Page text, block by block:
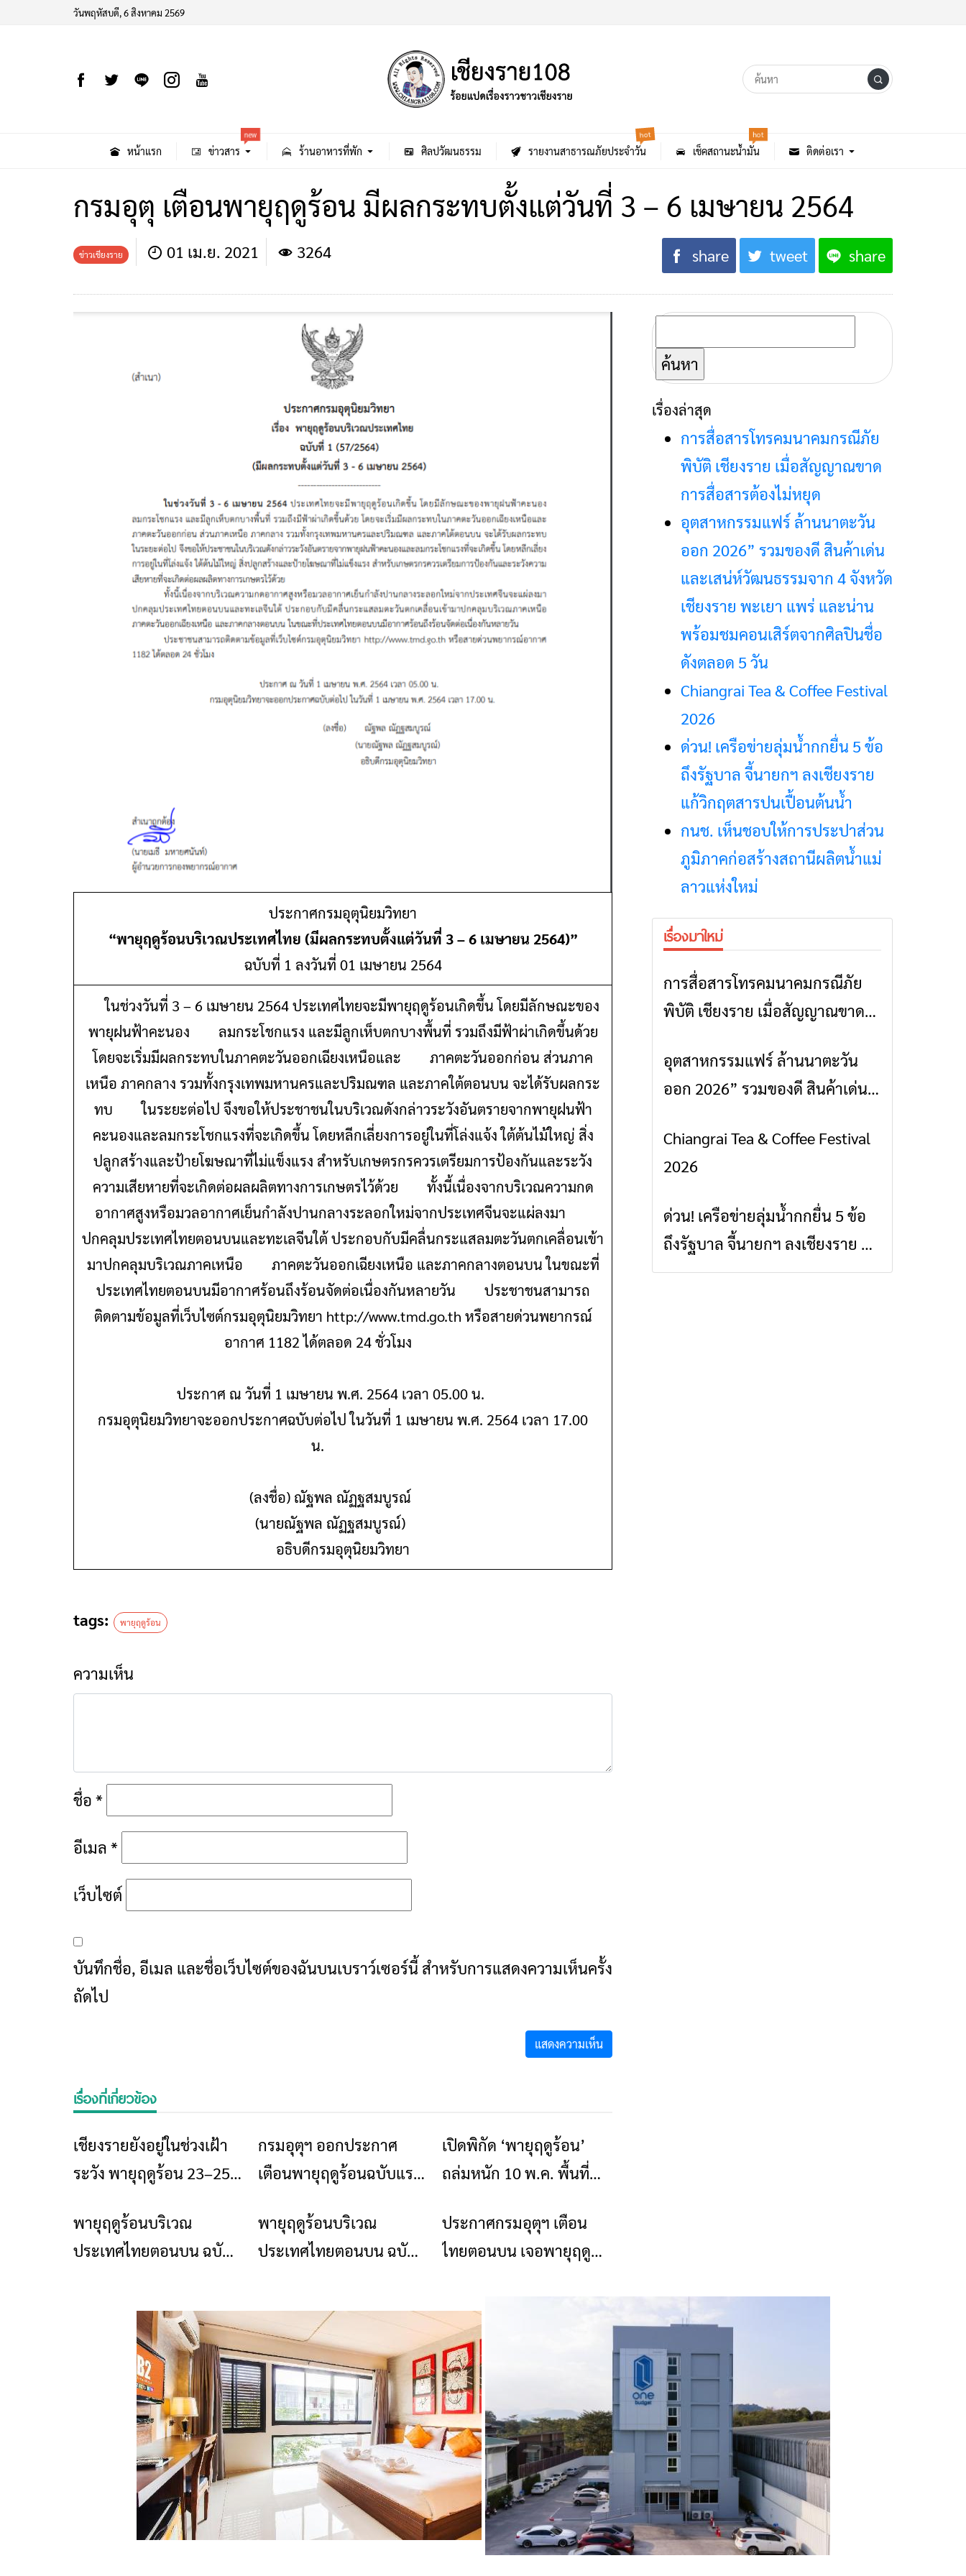
วันพฤหัสบดี, 6 สิงหาคม 2569
หน้าแรก ข่าวสาร
new
ร้านอาหารที่พัก ศิลปวัฒนธรรม รายงานสาธารณภัยประจำวัน
hot
เช็คสถานะน้ำมัน
hot
ติดต่อเรา
กรมอุตุ เตือนพายุฤดูร้อน มีผลกระทบตั้งแต่วันที่ 3 – 6 เมษายน 2564
ข่าวเชียงราย 01 เม.ย. 2021 3264 share tweet share
ประกาศกรมอุตุนิยมวิทยา
“พายุฤดูร้อนบริเวณประเทศไทย (มีผลกระทบตั้งแต่วันที่ 3 – 6 เมษายน 2564)”
ฉบับที่ 1 ลงวันที่ 01 เมษายน 2564
ในช่วงวันที่ 3 – 6 เมษายน 2564 ประเทศไทยจะมีพายุฤดูร้อนเกิดขึ้น โดยมีลักษณะของ
พายุฝนฟ้าคะนอง ลมกระโชกแรง และมีลูกเห็บตกบางพื้นที่ รวมถึงมีฟ้าผ่าเกิดขึ้นด้วย
โดยจะเริ่มมีผลกระทบในภาคตะวันออกเฉียงเหนือและ ภาคตะวันออกก่อน ส่วนภาค
เหนือ ภาคกลาง รวมทั้งกรุงเทพมหานครและปริมณฑล และภาคใต้ตอนบน จะได้รับผลกระ
ทบ ในระยะต่อไป จึงขอให้ประชาชนในบริเวณดังกล่าวระวังอันตรายจากพายุฝนฟ้า
คะนองและลมกระโชกแรงที่จะเกิดขึ้น โดยหลีกเลี่ยงการอยู่ในที่โล่งแจ้ง ใต้ต้นไม้ใหญ่ สิ่ง
ปลูกสร้างและป้ายโฆษณาที่ไม่แข็งแรง สำหรับเกษตรกรควรเตรียมการป้องกันและระวัง
ความเสียหายที่จะเกิดต่อผลผลิตทางการเกษตรไว้ด้วย ทั้งนี้เนื่องจากบริเวณความกด
อากาศสูงหรือมวลอากาศเย็นกำลังปานกลางระลอกใหม่จากประเทศจีนจะแผ่ลงมา
ปกคลุมประเทศไทยตอนบนและทะเลจีนใต้ ประกอบกับมีคลื่นกระแสลมตะวันตกเคลื่อนเข้า
มาปกคลุมบริเวณภาคเหนือ ภาคตะวันออกเฉียงเหนือ และภาคกลางตอนบน ในขณะที่
ประเทศไทยตอนบนมีอากาศร้อนถึงร้อนจัดต่อเนื่องกันหลายวัน ประชาชนสามารถ
ติดตามข้อมูลที่เว็บไซต์กรมอุตุนิยมวิทยา http://www.tmd.go.th หรือสายด่วนพยากรณ์
อากาศ 1182 ได้ตลอด 24 ชั่วโมง
ประกาศ ณ วันที่ 1 เมษายน พ.ศ. 2564 เวลา 05.00 น.
กรมอุตุนิยมวิทยาจะออกประกาศฉบับต่อไป ในวันที่ 1 เมษายน พ.ศ. 2564 เวลา 17.00
น.
(ลงชื่อ) ณัฐพล ณัฏฐสมบูรณ์
(นายณัฐพล ณัฏฐสมบูรณ์)
อธิบดีกรมอุตุนิยมวิทยา
tags: พายุฤดูร้อน
ความเห็น
ชื่อ *
อีเมล *
เว็บไซต์
บันทึกชื่อ, อีเมล และชื่อเว็บไซต์ของฉันบนเบราว์เซอร์นี้ สำหรับการแสดงความเห็นครั้ง
ถัดไป
เรื่องที่เกี่ยวข้อง
ข่าวเชียงราย
เชียงรายยังอยู่ในช่วงเฝ้า
ระวัง พายุฤดูร้อน 23–25
ฟ้าคะนอง ลมกระโชกแรง
ฟ้าผ่า และลูกเห็บตกได้
ข่าวเชียงราย
กรมอุตุฯ ออกประกาศ
เตือนพายุฤดูร้อนฉบับแรก
ข่าวเชียงราย
เปิดพิกัด ‘พายุฤดูร้อน’
ถล่มหนัก 10 พ.ค. พื้นที่
ข่าวเชียงราย
พายุฤดูร้อนบริเวณ
ประเทศไทยตอนบน ฉบับที่
ทบตั้งแต่วันที่ 8-10
พฤษภาคม 2566)
ข่าวเชียงราย
พายุฤดูร้อนบริเวณ
ประเทศไทยตอนบน ฉบับที่
ข่าวเชียงราย
ประกาศกรมอุตุฯ เตือน
ไทยตอนบน เจอพายุฤดู
ค้นหา
สำหรับ:
เรื่องล่าสุด
การสื่อสารโทรคมนาคมกรณีภัย
พิบัติ เชียงราย เมื่อสัญญาณขาด
การสื่อสารต้องไม่หยุด
อุตสาหกรรมแฟร์ ล้านนาตะวัน
ออก 2026” รวมของดี สินค้าเด่น
และเสน่ห์วัฒนธรรมจาก 4 จังหวัด
เชียงราย พะเยา แพร่ และน่าน
พร้อมชมคอนเสิร์ตจากศิลปินชื่อ
ดังตลอด 5 วัน
Chiangrai Tea & Coffee Festival
2026
ด่วน! เครือข่ายลุ่มน้ำกกยื่น 5 ข้อ
ถึงรัฐบาล จี้นายกฯ ลงเชียงราย
แก้วิกฤตสารปนเปื้อนต้นน้ำ
กนช. เห็นชอบให้การประปาส่วน
ภูมิภาคก่อสร้างสถานีผลิตน้ำแม่
ลาวแห่งใหม่
เรื่องมาใหม่
ข่าวเชียงราย
การสื่อสารโทรคมนาคมกรณีภัย
พิบัติ เชียงราย เมื่อสัญญาณขาด
ข่าวเชียงราย
อุตสาหกรรมแฟร์ ล้านนาตะวัน
ออก 2026” รวมของดี สินค้าเด่น
เชียงราย พะเยา แพร่ และน่าน
พร้อมชมคอนเสิร์ตจากศิลปินชื่อ
ข่าวเชียงราย
Chiangrai Tea & Coffee Festival
2026
ข่าวเชียงราย
ด่วน! เครือข่ายลุ่มน้ำกกยื่น 5 ข้อ
ถึงรัฐบาล จี้นายกฯ ลงเชียงราย แก้
วิกฤตสารปนเปื้อนต้นน้ำ